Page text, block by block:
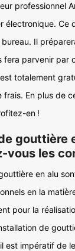
professionnel
électronique. Ce
Il
fera parvenir par
totalement
frais. En plus de
en !
gouttière
vous les
en alu
en la
pour la
de
est impératif de